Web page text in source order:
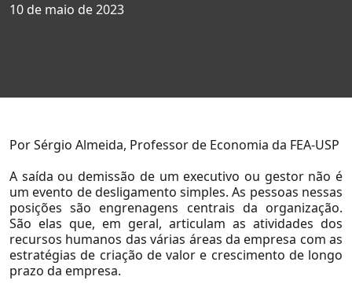
Sobre Nós
10 de maio de 2023
Por Sérgio Almeida, Professor de Economia da FEA-USP
A saída ou demissão de um executivo ou gestor não é
um evento de desligamento simples. As pessoas nessas
posições são engrenagens centrais da organização.
São elas que, em geral, articulam as atividades dos
recursos humanos das várias áreas da empresa com as
estratégias de criação de valor e crescimento de longo
prazo da empresa.